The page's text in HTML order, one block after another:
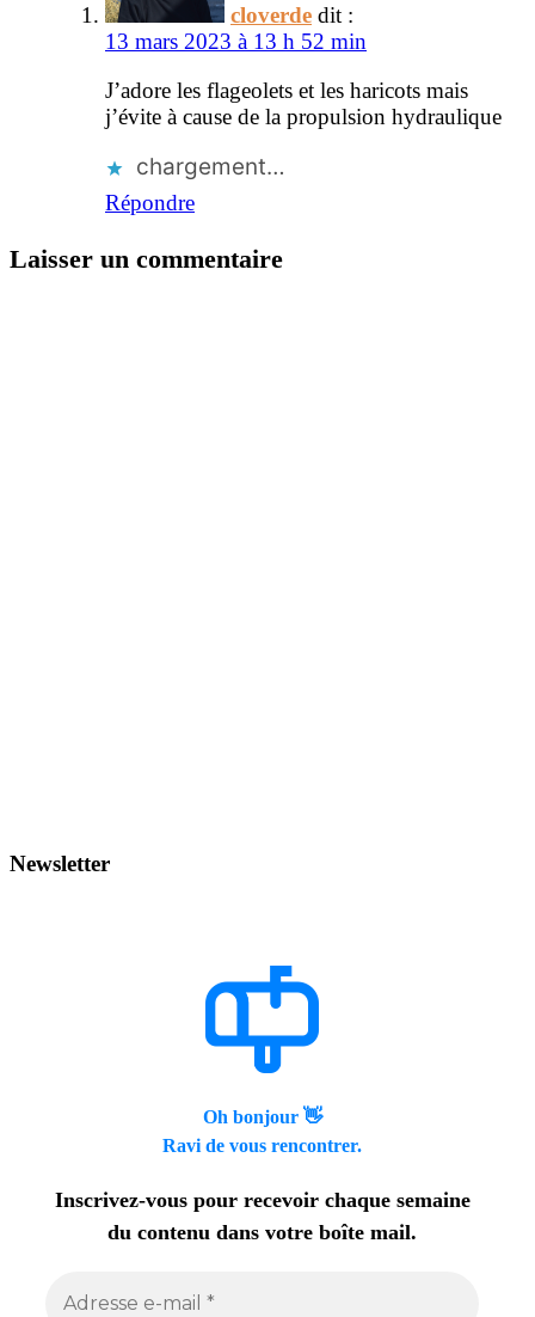
cloverde dit :
13 mars 2023 à 13 h 52 min
J’adore les flageolets et les haricots mais
j’évite à cause de la propulsion hydraulique
chargement…
Répondre
Laisser un commentaire
Newsletter
Oh bonjour 👋
Ravi de vous rencontrer.
Inscrivez-vous pour recevoir chaque semaine
du contenu dans votre boîte mail.